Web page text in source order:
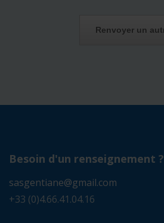
Besoin d'un renseignement ?
sasgentiane@gmail.com
+33 (0)4.66.41.04.16